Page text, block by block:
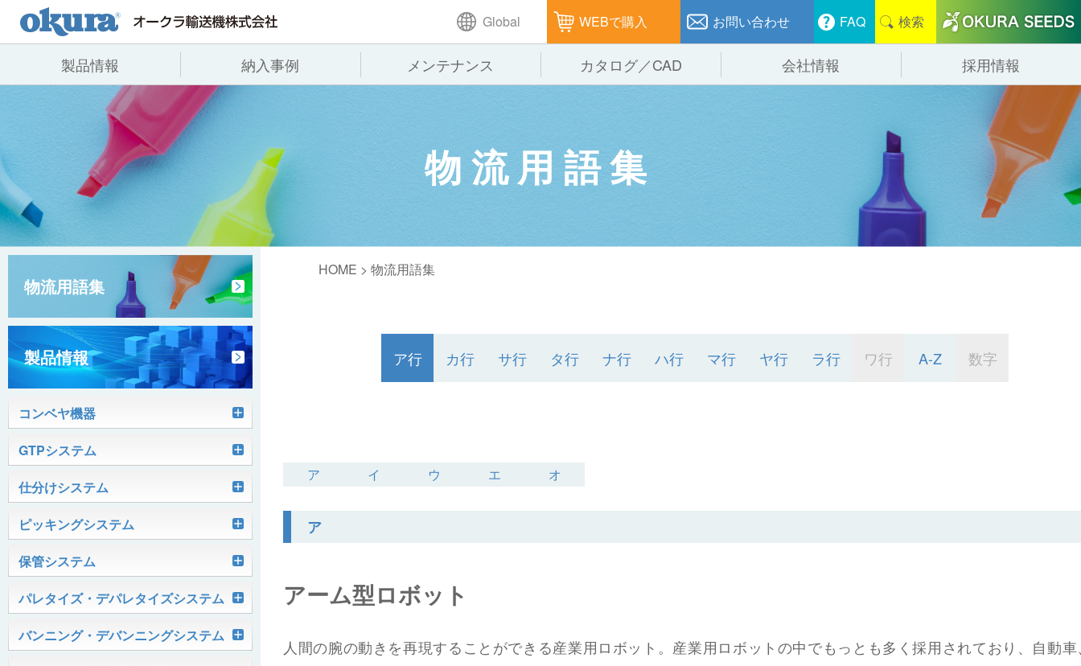
Global WEBで購入 お問い合わせ FAQ 検索
製品情報
製品情報
コンベヤ機器
コンベヤ機器を探す
用途から探す
コンベヤ機器の技術情報
ヒント集
GTPシステム 仕分けシステム
ピッキングシステム 保管システム
バンニング・デバンニングシステム
バーチカル装置（垂直搬送機）
納入事例
納入事例
全業種 製造
通販
メンテナンス カタログ／CAD
会社情報
会社情報
代表あいさつ 企業理念
オークラグループ 事業紹介
採用情報
物流用語集
物流用語集
製品情報
コンベヤ機器
軽搬送コンベヤ
ベルコンミニ
ファインコンベヤ
マグネット駆動コンベヤ
ジャブコン®
プラスチックベルトコンベヤ
ケース搬送コンベヤ
ユニコンV
ユニコンJr
クールコンベヤ®Ⅱ
チェーン駆動ローラコンベヤ
グラビティコンベヤ
ローラコンベヤ
ホイールコンベヤ
フリーカーブコンベヤ
モータローラ＆コンベヤ
モータローラ単体
モータローラコンベヤ
マテハン機器
オークラホッパー
生産終了品
GTPシステム
Skypod®（スカイポッド）
AGVシステム
OKURUN® /TW300
仕分けシステム
ユニソーター
ハイスピードソーター
ディスクソーター
アングルソーター
ピッキングシステム
PTIシステム
ピカトルシリーズ
HASS（ハズ）シリーズ
保管システム
Quick Shuttle®
パレタイズ・デパレタイズシステム
ロボットパレタイザ
バンニング・デバンニングシステム
HOME > 物流用語集
ア行 カ行 サ行 タ行 ナ行 ハ行 マ行 ヤ行 ラ行 ワ行 A-Z 数字
ア イ ウ エ オ
ア
アーム型ロボット
人間の腕の動きを再現することができる産業用ロボット。産業用ロボットの中でもっとも多く採用されており、自動